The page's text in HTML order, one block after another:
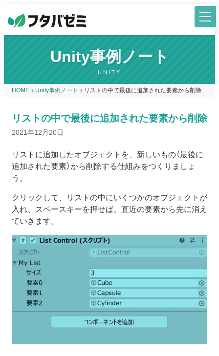
Unity事例ノート
UNITY
HOME Unity事例ノート リストの中で最後に追加された要素から削除
リストの中で最後に追加された要素から削除
2021年12月20日
リストに追加したオブジェクトを、新しいもの（最後に
追加された要素）から削除する仕組みをつくりましょ
う。
クリックして、リストの中にいくつかのオブジェクトが
入れ、スペースキーを押せば、直近の要素から先に消え
ていきます。